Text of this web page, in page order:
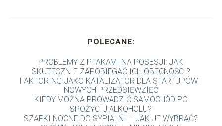
POLECANE:
PROBLEMY Z PTAKAMI NA POSESJI: JAK
SKUTECZNIE ZAPOBIEGAĆ ICH OBECNOŚCI?
FAKTORING JAKO KATALIZATOR DLA STARTUPÓW I
NOWYCH PRZEDSIĘWZIĘĆ
KIEDY MOŻNA PROWADZIĆ SAMOCHÓD PO
SPOŻYCIU ALKOHOLU?
SZAFKI NOCNE DO SYPIALNI – JAK JE WYBRAĆ?